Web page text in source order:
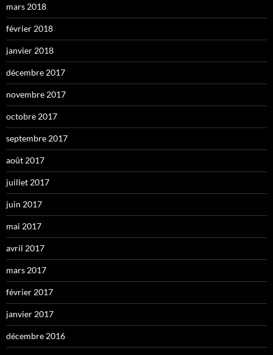
mars 2018
février 2018
janvier 2018
décembre 2017
novembre 2017
octobre 2017
septembre 2017
août 2017
juillet 2017
juin 2017
mai 2017
avril 2017
mars 2017
février 2017
janvier 2017
décembre 2016